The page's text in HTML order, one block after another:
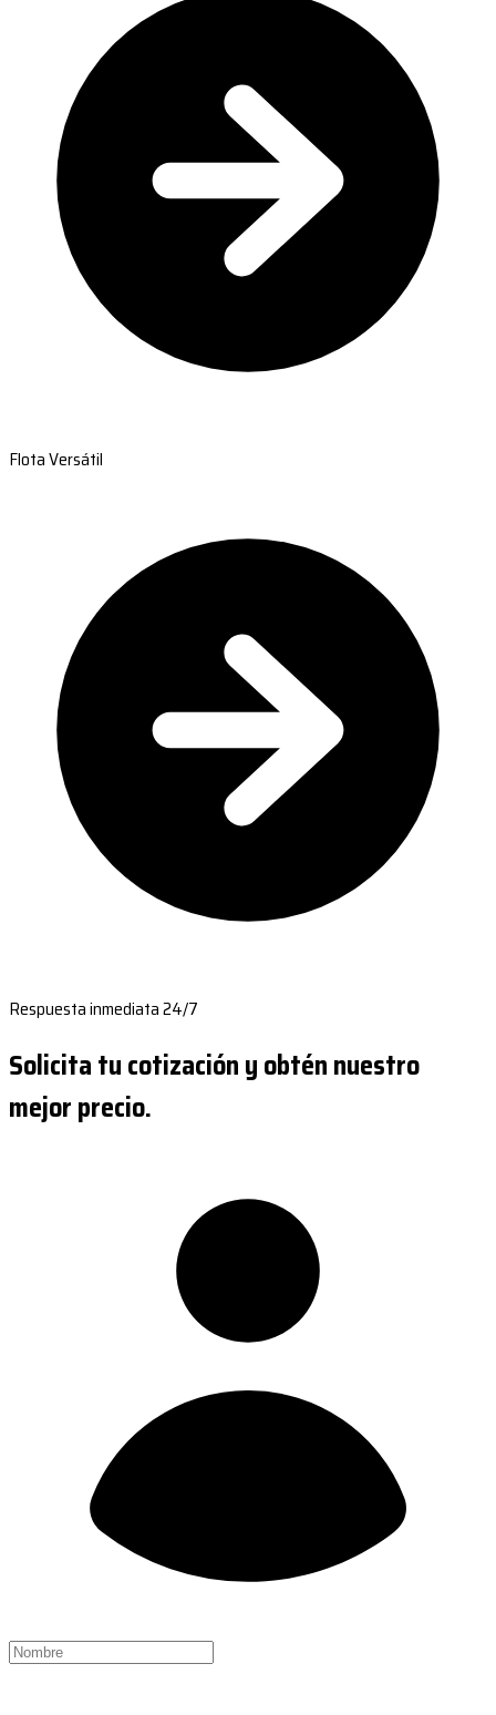
Flota Versátil
Respuesta inmediata 24/7
Solicita tu cotización y obtén nuestro
mejor precio.